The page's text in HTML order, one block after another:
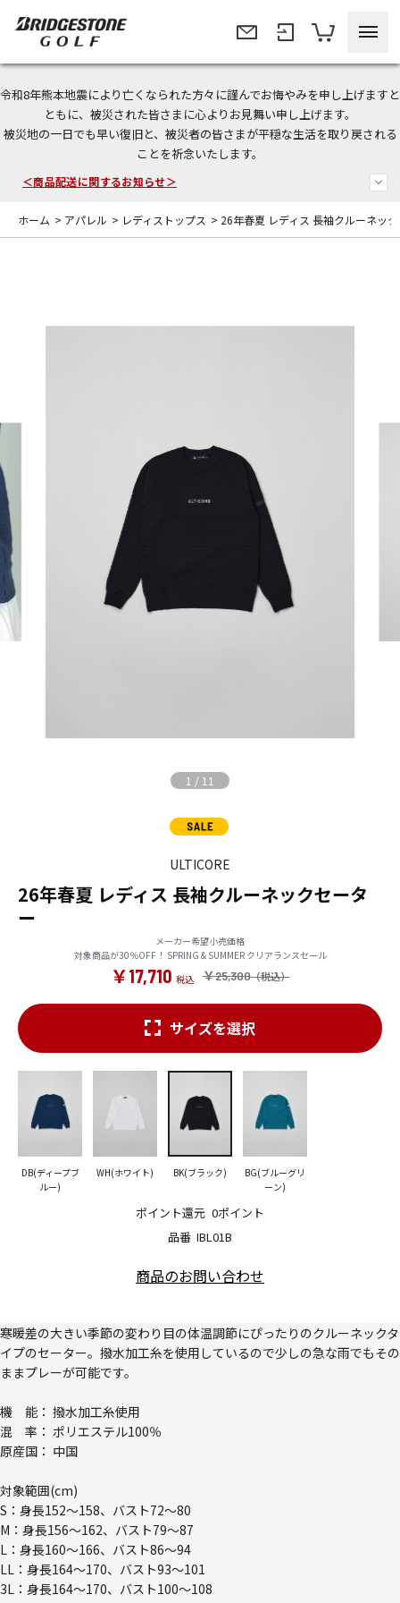
令和8年熊本地震により亡くなられた方々に謹んでお悔やみを申し上げますと
ともに、被災された皆さまに心よりお見舞い申し上げます。
被災地の一日でも早い復旧と、被災者の皆さまが平穏な生活を取り戻される
ことを祈念いたします。
今なら新規会員登録で1,000円OFFクーポンプレゼント！
＜商品配送に関するお知らせ＞
＜夏季休暇中のご注文・発送・お問い合わせ＞
ホーム > アパレル > レディストップス > 26年春夏 レディス 長袖クルーネッ
1 / 11
ULTICORE
26年春夏 レディス 長袖クルーネックセータ
ー
メーカー希望小売価格
対象商品が30％OFF！ SPRING & SUMMER クリアランスセール
￥25,300
￥17,710
品番 IBL01B
ポイント還元 0ポイント
サイズを選択
DB(ディープブ
ルー)
WH(ホワイト) BK(ブラック)
BG(ブルーグリ
ーン)
商品のお問い合わせ
寒暖差の大きい季節の変わり目の体温調節にぴったりのクルーネックタ
イプのセーター。撥水加工糸を使用しているので少しの急な雨でもその
ままプレーが可能です。
機 能： 撥水加工糸使用
混 率： ポリエステル100％
原産国： 中国
対象範囲(cm)
S：身長152～158、バスト72～80
M：身長156～162、バスト79～87
L：身長160～166、バスト86～94
LL：身長164～170、バスト93～101
3L：身長164～170、バスト100～108